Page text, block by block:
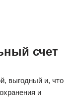
счет
выгодный и, что
и